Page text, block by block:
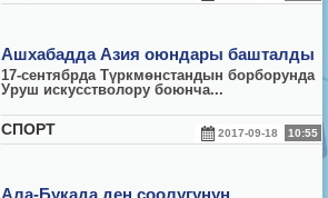
Ашхабадда Азия оюндары башталды
17-сентябрда Түркмөнстандын борборунда
Уруш искусстволору боюнча...
СПОРТ 2017-09-18 10:55
Ала-Букада ден соолугунун